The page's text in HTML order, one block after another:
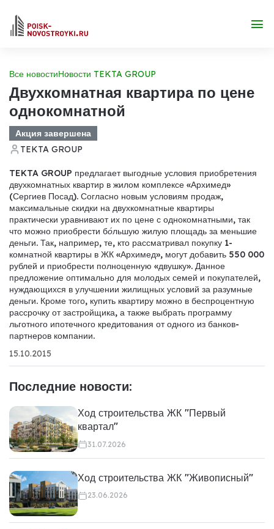
Все новостиНовости TEKTA GROUP
Двухкомнатная квартира по цене
однокомнатной
Акция завершена
TEKTA GROUP
TEKTA GROUP предлагает выгодные условия приобретения
двухкомнатных квартир в жилом комплексе «Архимед»
(Сергиев Посад). Согласно новым условиям продаж,
максимальные скидки на двухкомнатные квартиры
практически уравнивают их по цене с однокомнатными, так
что можно приобрести бо́льшую жилую площадь за меньшие
деньги. Так, например, те, кто рассматривал покупку 1-
комнатной квартиры в ЖК «Архимед», могут добавить 550 000
рублей и приобрести полноценную «двушку». Данное
предложение оптимально для молодых семей и покупателей,
нуждающихся в улучшении жилищных условий за разумные
деньги. Кроме того, купить квартиру можно в беспроцентную
рассрочку от застройщика, а также выбрать программу
льготного ипотечного кредитования от одного из банков-
партнеров компании.
15.10.2015
Последние новости:
Ход строительства ЖК "Первый
квартал"
31.07.2026
Ход строительства ЖК "Живописный"
23.06.2026